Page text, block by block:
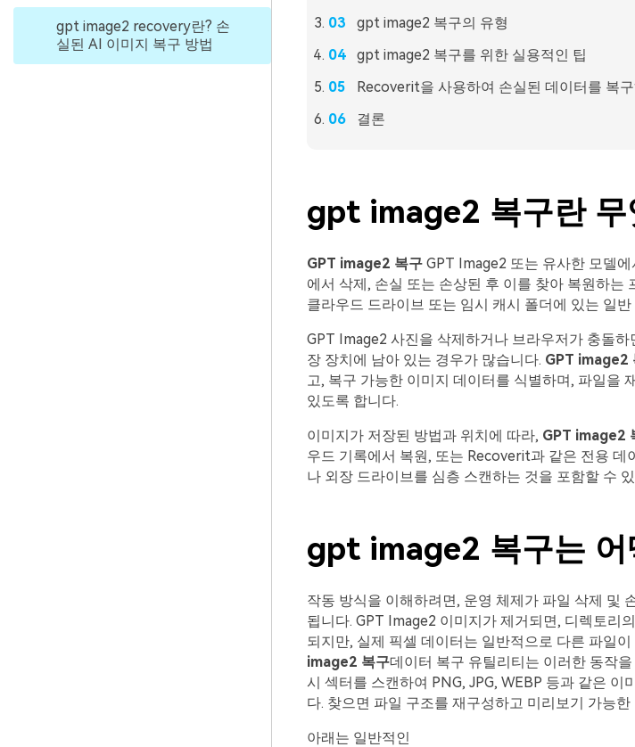
gpt image2 recovery란? 손
실된 AI 이미지 복구 방법
gpt image2 복구의 유형
gpt image2 복구를 위한 실용적인 팁
Recoverit을 사용하여 손실된 데이터를 복
결론
gpt image2 복구란 무
GPT image2 복구GPT Image2 또는 유사한 모델
에서 삭제, 손실 또는 손상된 후 이를 찾아 복원하는
클라우드 드라이브 또는 임시 캐시 폴더에 있는 일반
GPT Image2 사진을 삭제하거나 브라우저가 충돌
장 장치에 남아 있는 경우가 많습니다. GPT image2
고, 복구 가능한 이미지 데이터를 식별하며, 파일을
있도록 합니다.
이미지가 저장된 방법과 위치에 따라, GPT image2
우드 기록에서 복원, 또는 Recoverit과 같은 전용 데
나 외장 드라이브를 심층 스캔하는 것을 포함할 수
gpt image2 복구는 어
작동 방식을 이해하려면, 운영 체제가 파일 삭제 및
됩니다. GPT Image2 이미지가 제거되면, 디렉토리
되지만, 실제 픽셀 데이터는 일반적으로 다른 파일
image2 복구데이터 복구 유틸리티는 이러한 동작
시 섹터를 스캔하여 PNG, JPG, WEBP 등과 같은 이
다. 찾으면 파일 구조를 재구성하고 미리보기 가능
아래는 일반적인